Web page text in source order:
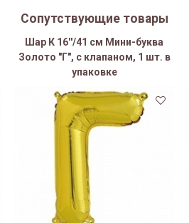
Сопутствующие товары
Шар К 16''/41 см Мини-буква
Золото "Г", с клапаном, 1 шт. в
упаковке